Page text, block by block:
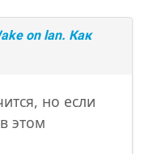
on lan. Как
но если
этом